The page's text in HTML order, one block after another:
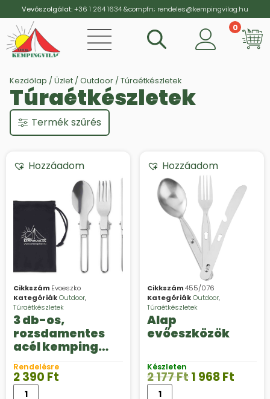
Vevőszolgálat:+36 1 264 1634&compfn; rendeles@kempingvilag.hu
0
Kezdőlap / Üzlet / Outdoor / Túraétkészletek
Túraétkészletek
Termék szűrés
Hozzáadom
Cikkszám Evoeszko
KategóriákOutdoor,
Túraétkészletek
3 db-os,
rozsdamentes
acél kemping
evőeszközkészle
t
Rendelésre
2 390 Ft
Hozzáadom
Cikkszám455/076
KategóriákOutdoor,
Túraétkészletek
Alap
evőeszközök
Készleten
2 177Ft1 968Ft